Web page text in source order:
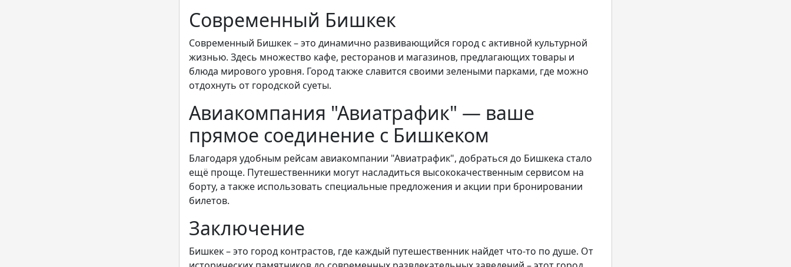
Современный Бишкек
Современный Бишкек – это динамично развивающийся город с активной культурной
жизнью. Здесь множество кафе, ресторанов и магазинов, предлагающих товары и
блюда мирового уровня. Город также славится своими зелеными парками, где можно
отдохнуть от городской суеты.
Авиакомпания "Авиатрафик" — ваше
прямое соединение с Бишкеком
Благодаря удобным рейсам авиакомпании "Авиатрафик", добраться до Бишкека стало
ещё проще. Путешественники могут насладиться высококачественным сервисом на
борту, а также использовать специальные предложения и акции при бронировании
билетов.
Заключение
Бишкек – это город контрастов, где каждый путешественник найдет что-то по душе. От